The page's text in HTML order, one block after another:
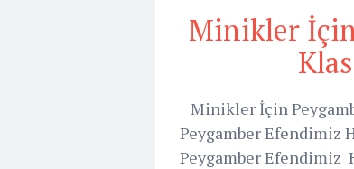
Minikler
Minikler İçin
Peygamber Efendimiz
Peygamber Efendimiz